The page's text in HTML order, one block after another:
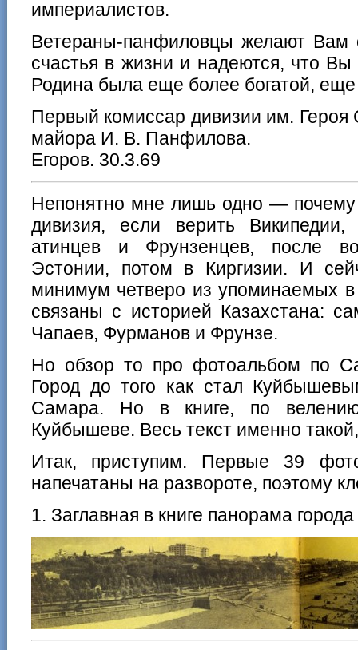
империалистов.
Ветераны-панфиловцы желают Вам
счастья в жизни и надеются, что
Родина была еще более богатой,
Первый комиссар дивизии им. Героя
майора И. В. Панфилова.
Егоров. 30.3.69
Непонятно мне лишь одно —
дивизия, если верить
атинцев и Фрунзенцев, после
Эстонии, потом в Киргизии. И
минимум четверо из упоминаемых
связаны с историей Казахстана:
Чапаев, Фурманов и Фрунзе.
Но обзор то про фотоальбом по
Город до того как стал
Самара. Но в книге, по
Куйбышеве. Весь текст именно такой,
Итак, приступим. Первые 39
напечатаны на развороте, поэтому
1. Заглавная в книге панорама